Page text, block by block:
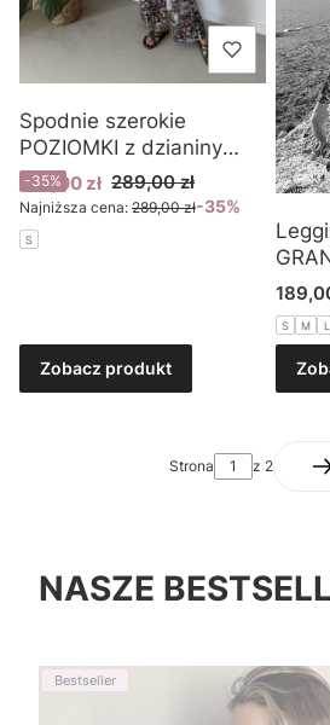
Spodnie szerokie
POZIOMKI z dzianiny
typu jersey
Cena promocyjna
189,00 zł 289,00 zł
-35%
Najniższa cena: 289,00 zł-35%
S
Zobacz produkt
Cena
S M L
Strona z 2
NASZE
Bestseller